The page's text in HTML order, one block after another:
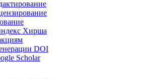
Хирша
DOI
Scholar